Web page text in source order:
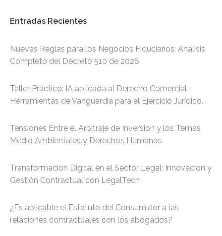
Entradas Recientes
Nuevas Reglas para los Negocios Fiduciarios: Análisis
Completo del Decreto 510 de 2026
Taller Práctico: IA aplicada al Derecho Comercial –
Herramientas de Vanguardia para el Ejercicio Jurídico.
Tensiones Entre el Arbitraje de Inversión y los Temas
Medio Ambientales y Derechos Humanos
Transformación Digital en el Sector Legal: Innovación y
Gestión Contractual con LegalTech
¿Es aplicable el Estatuto del Consumidor a las
relaciones contractuales con los abogados?